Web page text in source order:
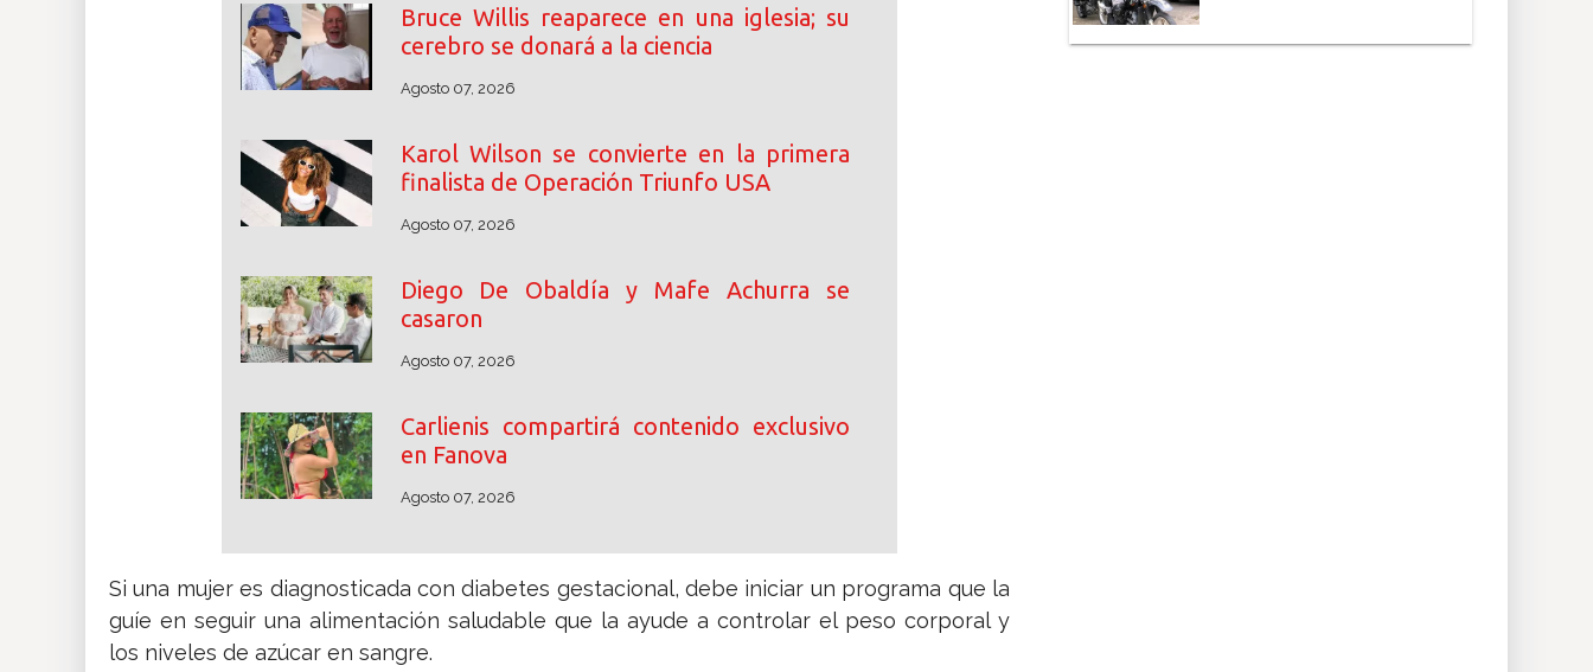
Bruce Willis reaparece en una iglesia; su
cerebro se donará a la ciencia
Agosto 07, 2026
Karol Wilson se convierte en la primera
finalista de Operación Triunfo USA
Agosto 07, 2026
Diego De Obaldía y Mafe Achurra se
casaron
Agosto 07, 2026
Carlienis compartirá contenido exclusivo
en Fanova
Agosto 07, 2026
Si una mujer es diagnosticada con diabetes gestacional, debe iniciar un programa que la
guíe en seguir una alimentación saludable que la ayude a controlar el peso corporal y
los niveles de azúcar en sangre.